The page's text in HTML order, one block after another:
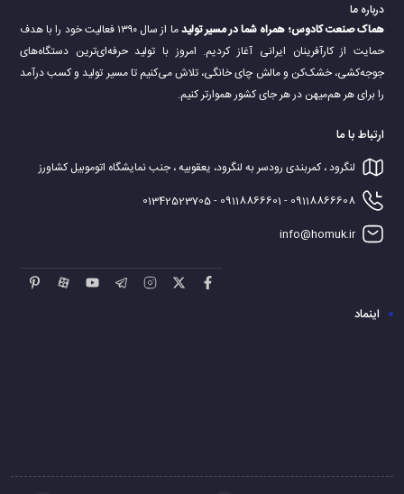
درباره ما
هماک صنعت کادوس؛ همراه شما در مسیر تولید
ما از سال ۱۳۹۰ فعالیت خود را با هدف
حمایت از کارآفرینان ایرانی آغاز کردیم. امروز با تولید حرفه‌ای‌ترین دستگاه‌های
جوجه‌کشی، خشک‌کن و مالش چای خانگی، تلاش می‌کنیم تا مسیر تولید و کسب درآمد
را برای هر هم‌میهن در هر جای کشور هموارتر کنیم.
ارتباط با ما
لنگرود ، کمربندی رودسر به لنگرود، یعقوبیه ، جنب نمایشگاه اتوموبیل کشاورز
09118866608 - 09118866601 - 01342523705
info@homuk.ir
اینماد